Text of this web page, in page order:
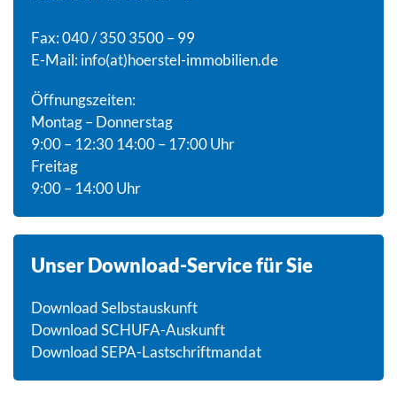
Fax: 040 / 350 3500 – 99
E-Mail:info(at)hoerstel-immobilien.de
Öffnungszeiten:
Montag – Donnerstag
9:00 – 12:30 14:00 – 17:00 Uhr
Freitag
9:00 – 14:00 Uhr
Unser Download-Service für Sie
Download Selbstauskunft
Download SCHUFA-Auskunft
Download SEPA-Lastschriftmandat